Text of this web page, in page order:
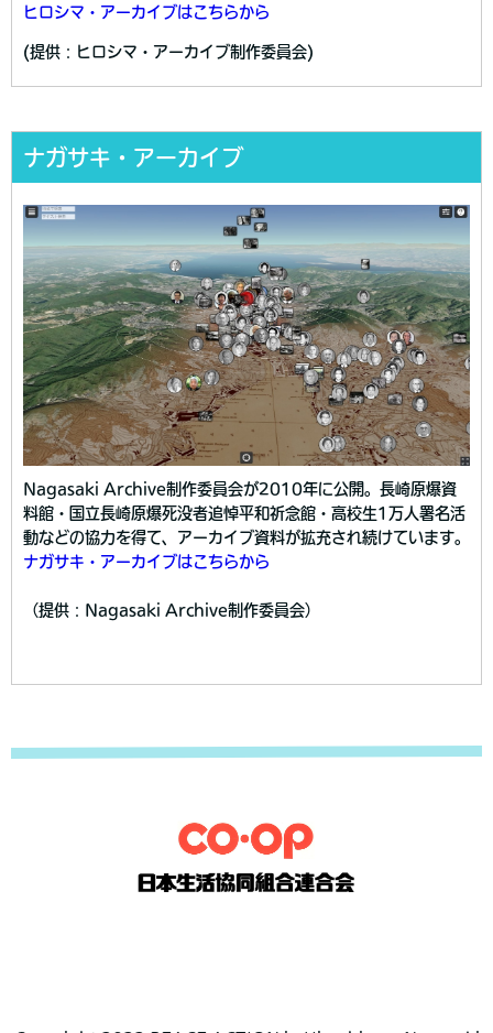
ヒロシマ・アーカイブはこちらから
(提供：ヒロシマ・アーカイブ制作委員会)
ナガサキ・アーカイブ
Nagasaki Archive制作委員会が2010年に公開。長崎原爆資
料館・国立長崎原爆死没者追悼平和祈念館・高校生1万人署名活
動などの協力を得て、アーカイブ資料が拡充され続けています。
ナガサキ・アーカイブはこちらから
（提供：Nagasaki Archive制作委員会）